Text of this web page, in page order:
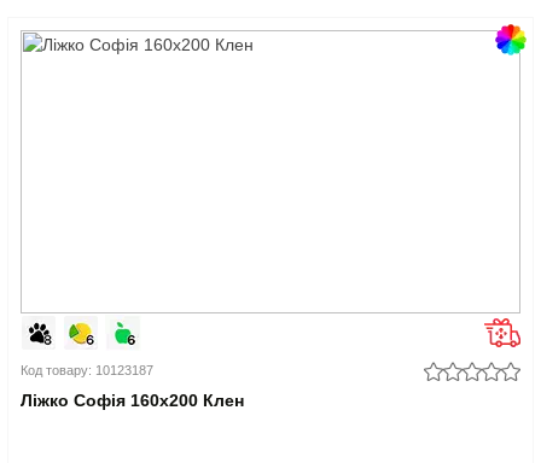
Код товару: 10123187
Ліжко Софія 160x200 Клен